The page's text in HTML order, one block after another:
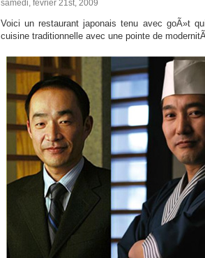
samedi, février 21st, 2009
Voici un restaurant japonais tenu avec goÃ»t
cuisine traditionnelle avec une pointe de